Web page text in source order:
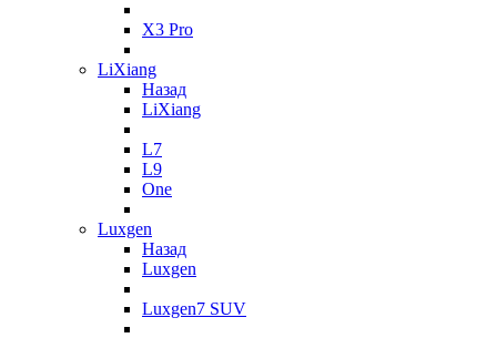
X3 Pro
LiXiang
Назад
LiXiang
L7
L9
One
Luxgen
Назад
Luxgen
Luxgen7 SUV